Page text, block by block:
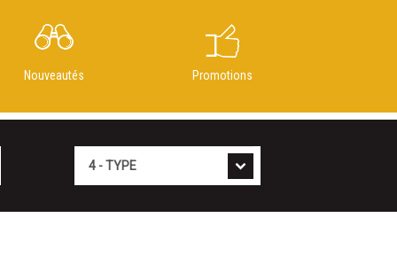
Nouveautés Promotions